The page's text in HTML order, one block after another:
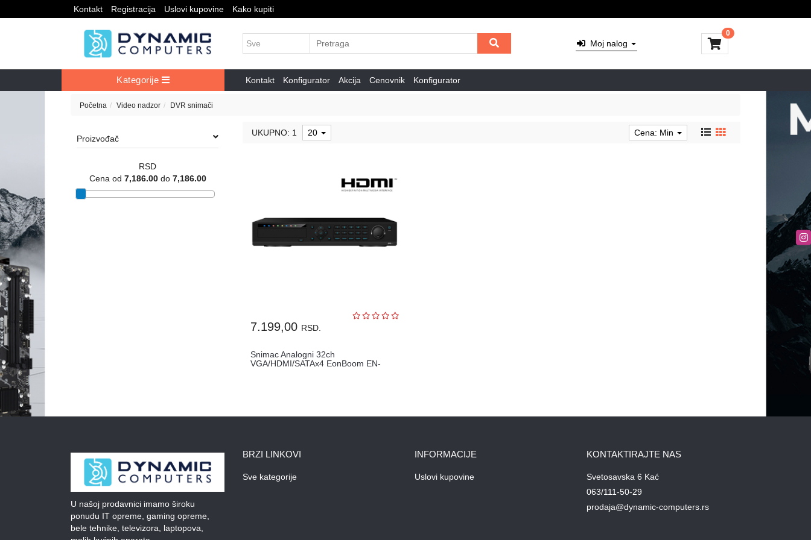
Kontakt Registracija Uslovi kupovine Kako kupiti
Moj nalog
0
Kategorije Kontakt Konfigurator Akcija Cenovnik Konfigurator
Početna Video nadzor DVR snimači
Proizvođač
RSD
Cena od 7,186.00do 7,186.00
UKUPNO: 1 20 Cena: Min
7.199,00 RSD.
Snimac Analogni 32ch
VGA/HDMI/SATAx4 EonBoom EN-
U našoj prodavnici imamo široku
ponudu IT opreme, gaming opreme,
bele tehnike, televizora, laptopova,
BRZI LINKOVI
Sve kategorije
INFORMACIJE
Uslovi kupovine
KONTAKTIRAJTE NAS
Svetosavska 6 Kać
063/111-50-29
prodaja@dynamic-computers.rs